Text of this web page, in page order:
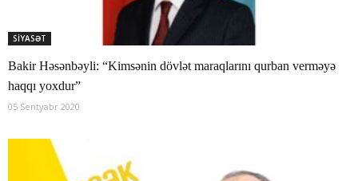
SİYASƏT
Bakir Həsənbəyli: “Kimsənin dövlət maraqlarını qurban verməyə
haqqı yoxdur”
05 Sentyabr 2020